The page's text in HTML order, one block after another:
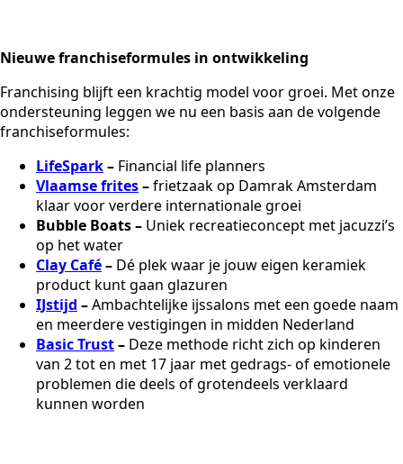
Nieuwe franchiseformules in ontwikkeling
Franchising blijft een krachtig model voor groei. Met onze
ondersteuning leggen we nu een basis aan de volgende
franchiseformules:
LifeSpark– Financial life planners
Vlaamse frites–frietzaak op Damrak Amsterdam
klaar voor verdere internationale groei
Bubble Boats – Uniek recreatieconcept met jacuzzi’s
op het water
Clay Café– Dé plek waar je jouw eigen keramiek
product kunt gaan glazuren
IJstijd –Ambachtelijke ijssalons met een goede naam
en meerdere vestigingen in midden Nederland
Basic Trust– Deze methode richt zich op kinderen
van 2 tot en met 17 jaar met gedrags- of emotionele
problemen die deels of grotendeels verklaard
kunnen worden